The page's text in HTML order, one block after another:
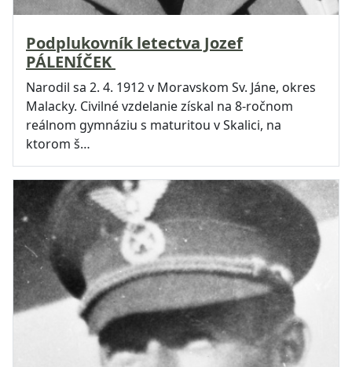
Podplukovník letectva Jozef
PÁLENÍČEK
Narodil sa 2. 4. 1912 v Moravskom Sv. Jáne, okres
Malacky. Civilné vzdelanie získal na 8-ročnom
reálnom gymnáziu s maturitou v Skalici, na
ktorom š…